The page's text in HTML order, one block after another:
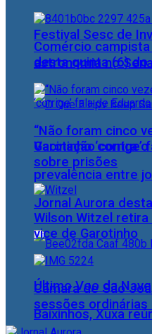
Festival Sesc de
astronomia no
Vacinação contra
prevalência entre
Jornal Aurora
Último Voo da
Baixinhos, Xuxa
Comércio
desta quinta (6) do
“Não foram cinco
Garotinho ‘corrige’
sobre prisões
Wilson Witzel
vice de Garotinho
Câmara de São
sessões